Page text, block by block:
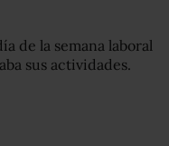
de la semana laboral
sus actividades.